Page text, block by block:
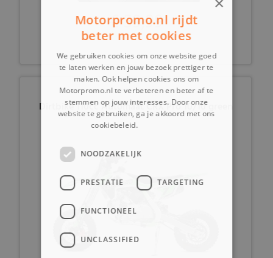
€ 59,99
Dirtbike 110cc Automaat CRX Pro 10/10 green
Motorpromo.nl rijdt
beter met cookies
We gebruiken cookies om onze website goed
te laten werken en jouw bezoek prettiger te
maken. Ook helpen cookies ons om
Motorpromo.nl te verbeteren en beter af te
stemmen op jouw interesses. Door onze
website te gebruiken, ga je akkoord met ons
cookiebeleid.
NOODZAKELIJK
PRESTATIE TARGETING
FUNCTIONEEL
UNCLASSIFIED